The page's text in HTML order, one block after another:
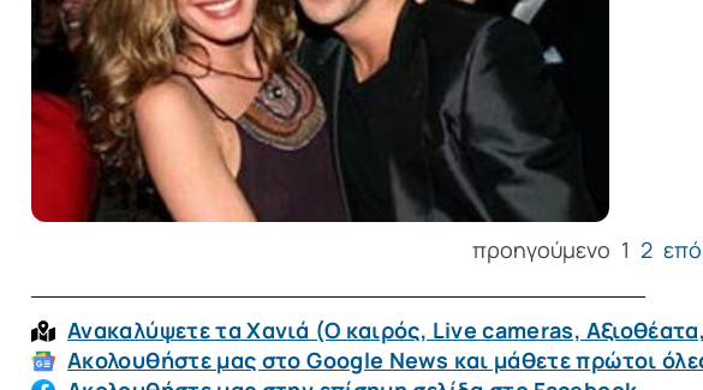
προηγούμενο 1 2
Ανακαλύψετε τα Χανιά (O καιρός, Live cameras,
Ακολουθήστε μας στο Google News και μάθετε πρώτοι